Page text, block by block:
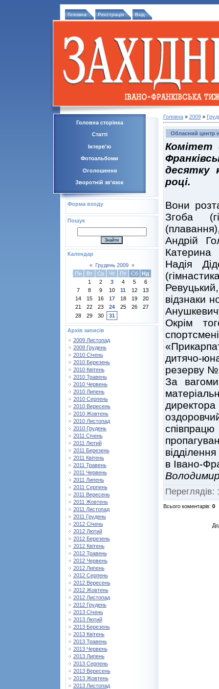
Головна Реєстрація Вхід
Головна сторінка
Статті
Інтерв'ю
Фотоальбоми
Оголошення
Зворотній зв'язок
Форма входу
Пошук
Календар
«
Грудень 2009 »
Пн
Вт Ср Чт Пт Сб
Нд
1
2 3 4 5
6
7
8 9 10 11 12
13
14
15 16 17 18 19
20
21
22 23 24 25 26
27
28
29 30 31
Архів записів
2009 Листопад
2009 Грудень
2010 Січень
2010 Березень
2010 Квітень
2010 Травень
2010 Червень
2010 Липень
2010 Серпень
2010 Вересень
2010 Жовтень
2010 Листопад
2010 Грудень
2011 Січень
2011 Лютий
2011 Березень
2011 Квітень
2011 Травень
2011 Червень
2011 Липень
2011 Серпень
2011 Вересень
2011 Жовтень
2011 Листопад
2011 Грудень
2012 Січень
2012 Лютий
2012 Березень
2012 Квітень
2012 Травень
2012 Червень
2012 Липень
2012 Серпень
2012 Вересень
2012 Жовтень
2012 Листопад
2012 Грудень
2013 Січень
2013 Лютий
2013 Березень
2013 Квітень
2013 Травень
2013 Червень
2013 Липень
2013 Серпень
2013 Вересень
2013 Жовтень
2013 Листопад
Головна» 2009 »
Обласний центр
Комітет
десятку
році.
Вони
Згоба
Андрій
Катерина
Надія
відзнаки
Окрім
дитячо-
резерву
За
в Івано-
Переглядів:
Всього коментарів: 0